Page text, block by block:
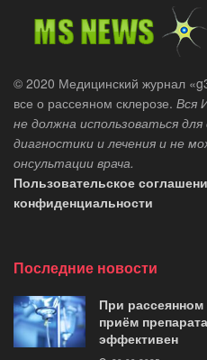
© 2020 Медицинский журнал
все о рассеяном склерозе. Вся
не должна использоваться
диагностики и лечения и не
онсультации врача.
Пользовательское
конфиденциальности
Последние новости
При рассеянном
приём
эффективен